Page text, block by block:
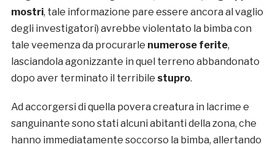
mostri, tale informazione pare essere ancora al vaglio
degli investigatori) avrebbe violentato la bimba con
tale veemenza da procurarle numerose ferite,
lasciandola agonizzante in quel terreno abbandonato
dopo aver terminato il terribile stupro.
Ad accorgersi di quella povera creatura in lacrime e
sanguinante sono stati alcuni abitanti della zona, che
hanno immediatamente soccorso la bimba, allertando